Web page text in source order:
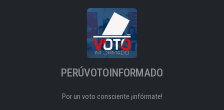
PERÚVOTOINFORMADO
Por un voto consciente ¡infórmate!